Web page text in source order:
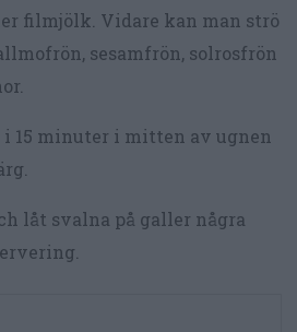
filmjölk. Vidare kan man strö
sesamfrön, solrosfrön
i 15 minuter i mitten av ugnen
låt svalna på galler några